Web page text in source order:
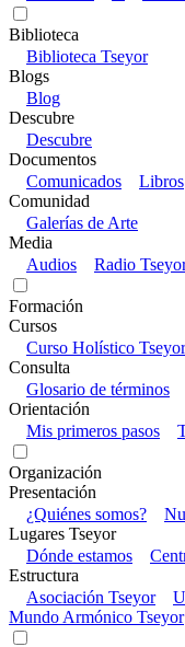
Biblioteca
Biblioteca Tseyor
Blogs
Blog
Descubre
Descubre
Documentos
Comunicados
Libros
Comunidad
Galerías de Arte
Media
Audios
Radio
Formación
Cursos
Curso Holístico Tseyor
Consulta
Glosario de términos
Orientación
Mis primeros pasos
Organización
Presentación
¿Quiénes somos?
Lugares Tseyor
Dónde estamos
Estructura
Asociación Tseyor
Mundo Armónico Tseyor